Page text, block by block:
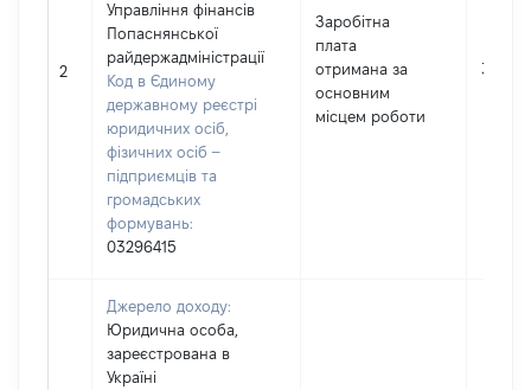
2
Управління фінансів
Попаснянської
райдержадміністрації
Код в Єдиному
державному реєстрі
юридичних осіб,
фізичних осіб –
підприємців та
громадських
формувань:
03296415
Заробітна
плата
отримана за
основним
місцем роботи
Джерело доходу:
Юридична особа,
зареєстрована в
Україні